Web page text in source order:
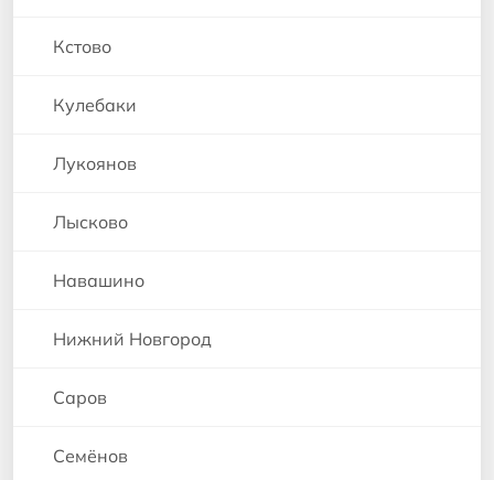
Кстово
Кулебаки
Лукоянов
Лысково
Навашино
Нижний Новгород
Саров
Семёнов